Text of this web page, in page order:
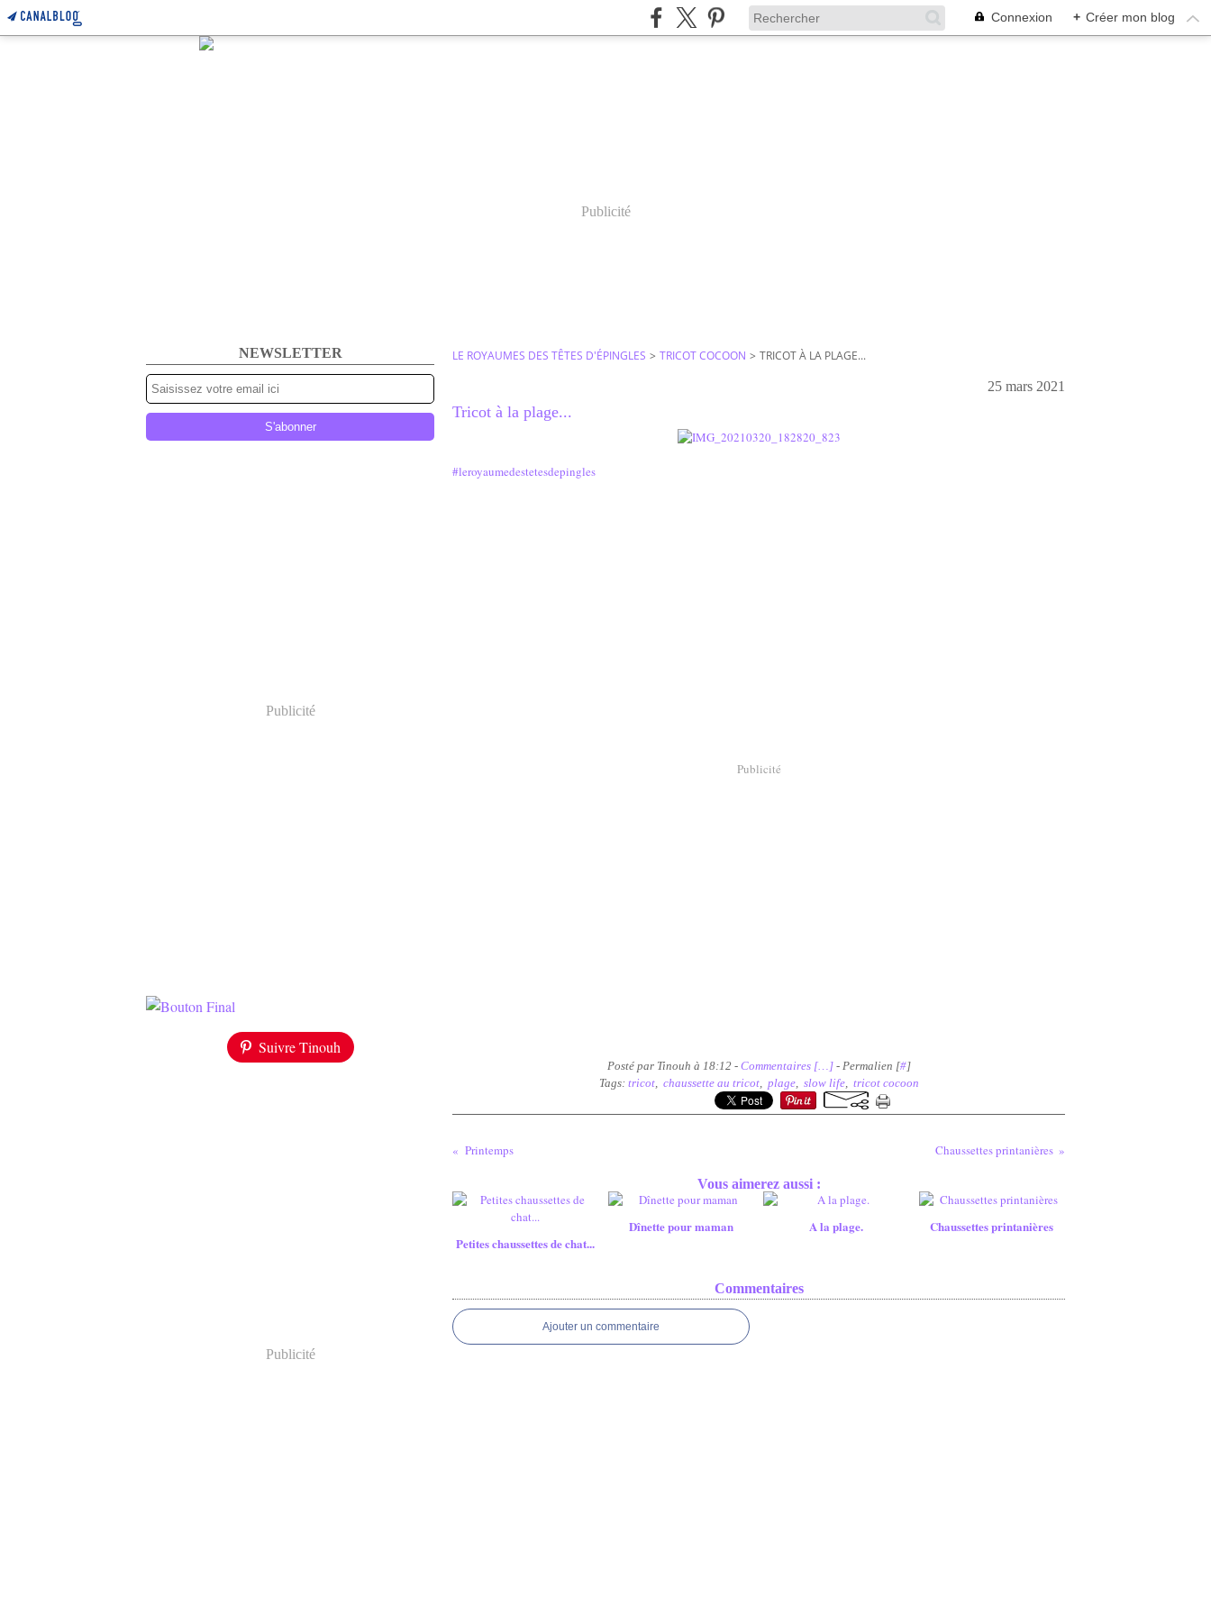
Connexion + Créer mon blog
Publicité
NEWSLETTER
Publicité
Suivre Tinouh
Publicité
LE ROYAUMES DES TÊTES D'ÉPINGLES > TRICOT COCOON > TRICOT À LA PLAGE...
25 mars 2021
Tricot à la plage...
#leroyaumedestetesdepingles
Publicité
Posté par Tinouh à 18:12 - Commentaires [… ]- Permalien [#]
Tags: tricot, chaussette au tricot, plage, slow life, tricot cocoon
Printemps Chaussettes printanières
Vous aimerez aussi :
Petites chaussettes de chat...
Dînette pour maman A la plage. Chaussettes printanières
Commentaires
Ajouter un commentaire